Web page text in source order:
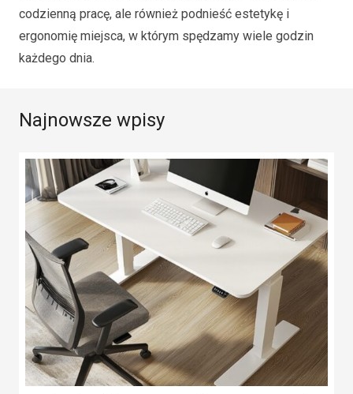
codzienną pracę, ale również podnieść estetykę i
ergonomię miejsca, w którym spędzamy wiele godzin
każdego dnia.
Najnowsze wpisy